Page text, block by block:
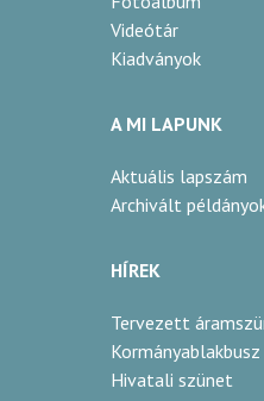
Videótár
Kiadványok
A MI LAPUNK
Aktuális lapszám
Archivált
HÍREK
Tervezett
Kormányablakbusz
Hivatali szünet